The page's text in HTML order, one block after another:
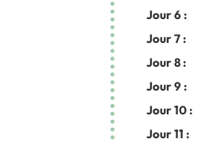
Jour 6 :
Jour 7 :
Jour 8 :
Jour 9 :
Jour 10 :
Jour 11 :